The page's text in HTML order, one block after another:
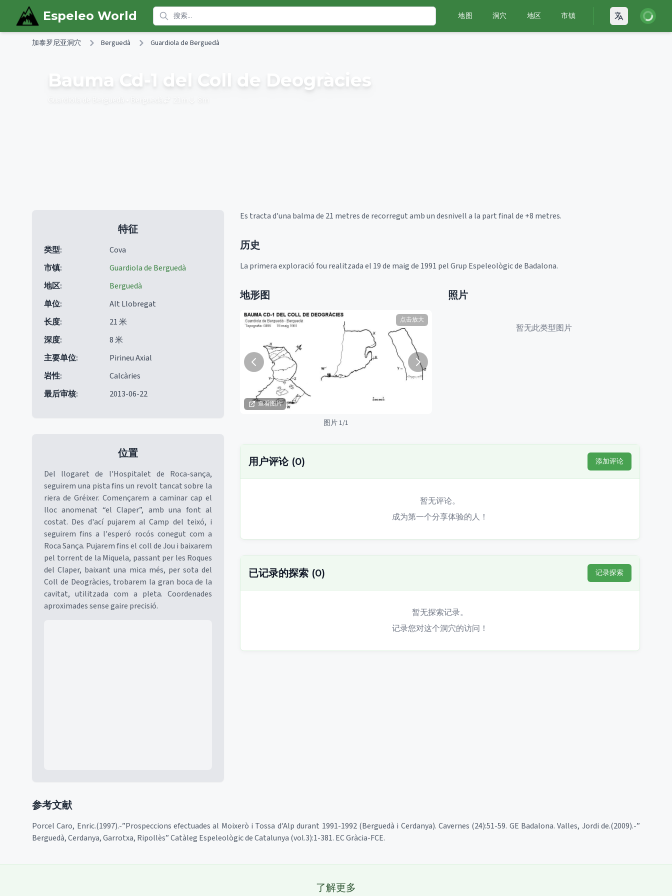
Skip to main content
Espeleo World 地图 洞穴 地区 市镇 Open
登录
加泰罗尼亚洞穴 Berguedà Guardiola de Berguedà
Bauma Cd-1 del Coll de Deogràcies
特征
类型:
Cova
市镇:
Guardiola de Berguedà
地区:
Berguedà
单位:
Alt Llobregat
长度:
21 米
深度:
8 米
主要单位:
Pirineu Axial
岩性:
Calcàries
最后审核: 2013-06-22
位置
Del llogaret de l'Hospitalet de Roca-sança,
seguirem una pista fins un revolt tancat sobre la
riera de Gréixer. Començarem a caminar cap el
lloc anomenat “el Claper”, amb una font al
costat. Des d'ací pujarem al Camp del teixó, i
seguirem fins a l'esperó rocós conegut com a
Roca Sança. Pujarem fins el coll de Jou i baixarem
pel torrent de la Miquela, passant per les Roques
del Claper, baixant una mica més, per sota del
Coll de Deogràcies, trobarem la gran boca de la
cavitat, utilitzada com a pleta. Coordenades
aproximades sense gaire precisió.
Es tracta d'una balma de 21 metres de recorregut amb un desnivell a la part final de +8 metres.
历史
La primera exploració fou realitzada el 19 de maig de 1991 pel Grup Espeleològic de Badalona.
地形图
查看图片
点击放大
图片 1/1
照片
暂无此类型图片
用户评论(0) 添加评论
暂无评论。
成为第一个分享体验的人！
已记录的探索 (0) 记录探索
暂无探索记录。
记录您对这个洞穴的访问！
参考文献
Porcel Caro, Enric.(1997).-”Prospeccions efectuades al Moixerò i Tossa d'Alp durant 1991-1992 (Berguedà i Cerdanya). Cavernes (24):51-59. GE Badalona. Valles, Jordi de.(2009).-”
Berguedà, Cerdanya, Garrotxa, Ripollès” Catàleg Espeleològic de Catalunya (vol.3):1-381. EC Gràcia-FCE.
了解更多